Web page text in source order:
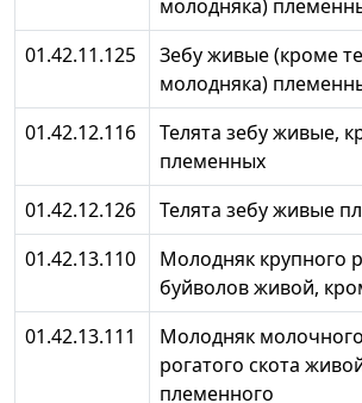
молодняка)
01.42.11.125
Зебу живые (кроме
молодняка)
01.42.12.116
Телята зебу живые,
племенных
01.42.12.126
Телята зебу живые
01.42.13.110
Молодняк крупного
буйволов живой,
01.42.13.111
Молодняк
рогатого скота
племенного